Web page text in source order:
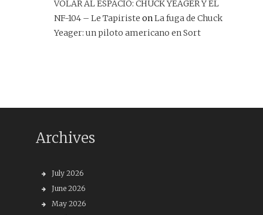
VOLAR AL ESPACIO: CHUCK YEAGER Y EL
NF-104 – Le Tapiriste onLa fuga de Chuck
Yeager: un piloto americano en Sort
Archives
July 2026
June 2026
May 2026